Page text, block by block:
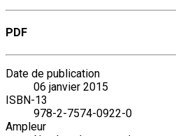
PDF
Date de publication
06 janvier 2015
ISBN-13
978-2-7574-0922-0
Ampleur